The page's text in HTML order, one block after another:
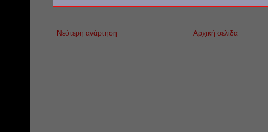
Νεότερη ανάρτηση Αρχική σελίδα